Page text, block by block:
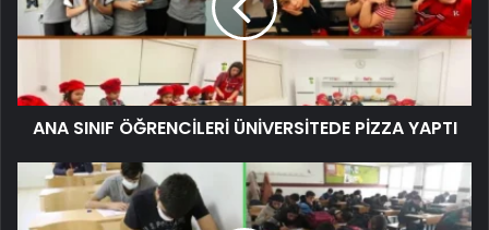
ANA SINIF ÖĞRENCİLERİ ÜNİVERSİTEDE PİZZA YAPTI